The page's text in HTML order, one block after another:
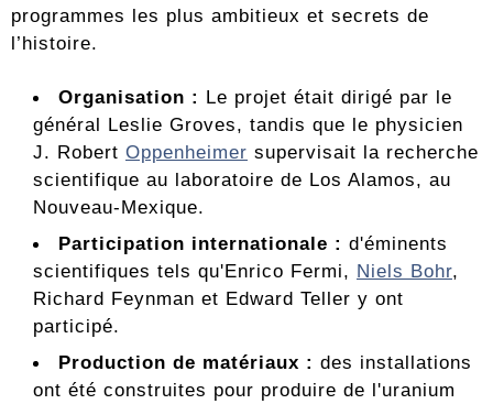
programmes les plus ambitieux et secrets de
l’histoire.
Organisation : Le projet était dirigé par le
général Leslie Groves, tandis que le physicien
J. Robert Oppenheimer supervisait la recherche
scientifique au laboratoire de Los Alamos, au
Nouveau-Mexique.
Participation internationale : d'éminents
scientifiques tels qu'Enrico Fermi, Niels Bohr,
Richard Feynman et Edward Teller y ont
participé.
Production de matériaux : des installations
ont été construites pour produire de l'uranium